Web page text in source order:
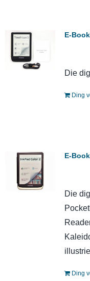
E-
Die
Ding
E-
Die
Ding